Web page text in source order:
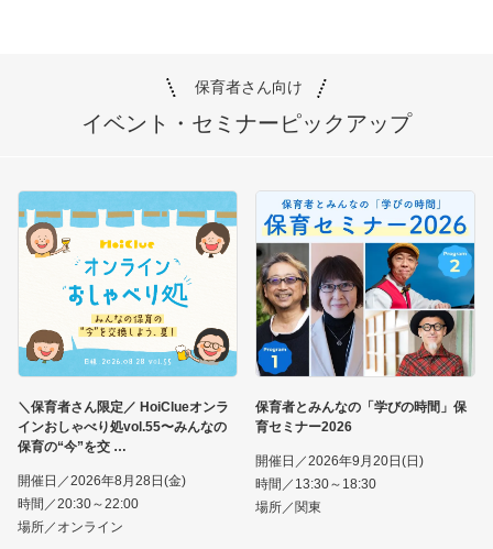
保育者さん向け
イベント・セミナーピックアップ
＼保育者さん限定／ HoiClueオンラ
インおしゃべり処vol.55〜みんなの
保育の“今”を交
開催日／2026年8月28日(金)
時間／20:30～22:00
場所／オンライン
保育者とみんなの「学びの時間」保
育セミナー2026
開催日／2026年9月20日(日)
時間／13:30～18:30
場所／関東